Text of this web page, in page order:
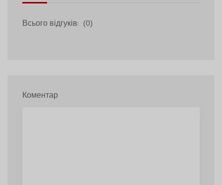
Всього відгуків: (0)
Коментар